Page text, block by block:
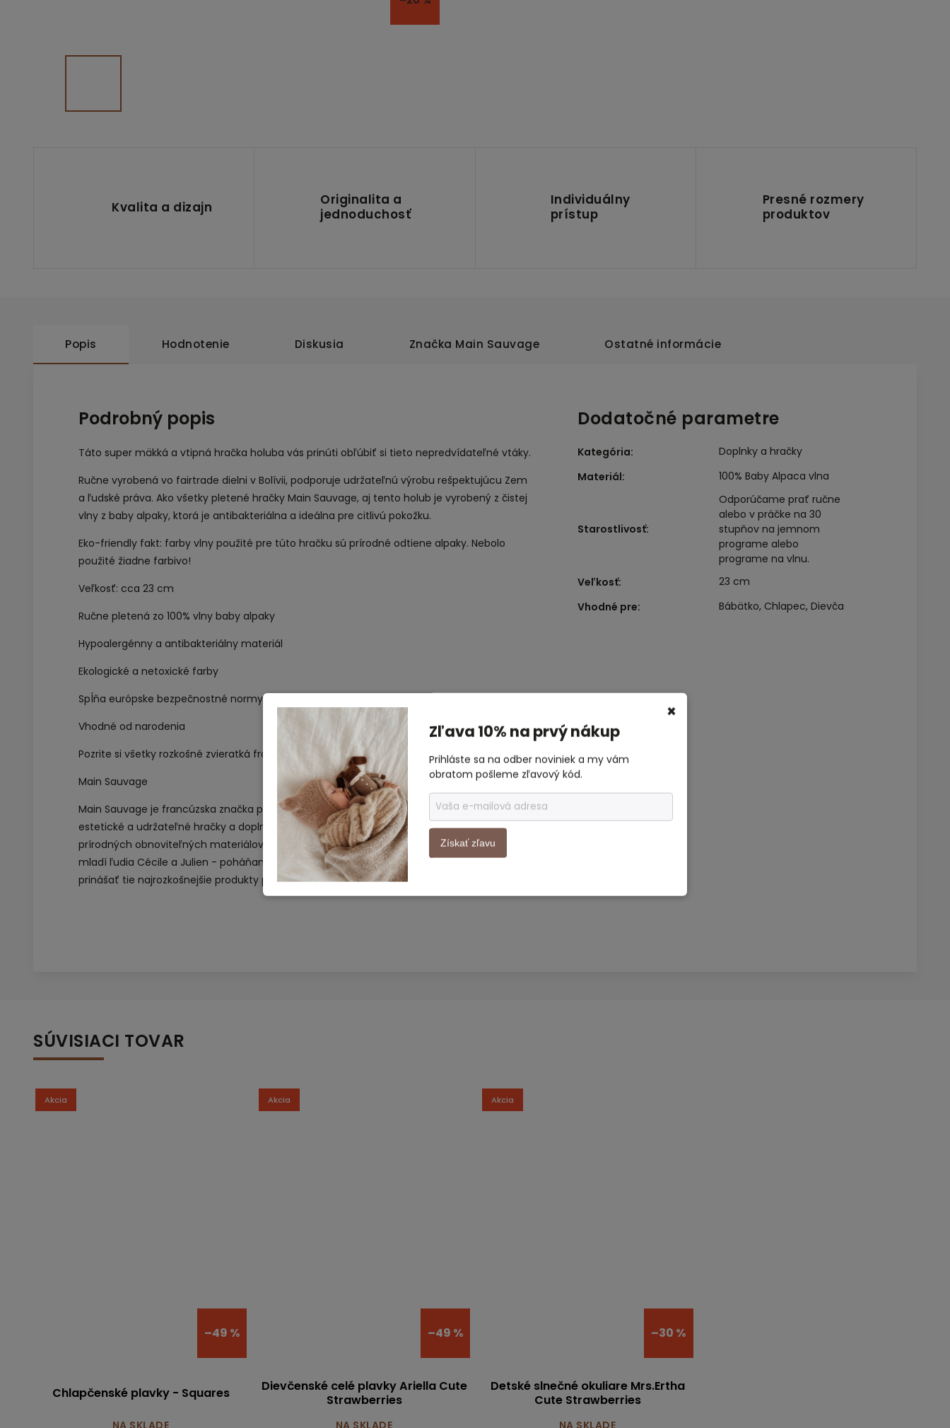
Kvalita a dizajn
Originalita a
jednoduchosť
Individuálny
prístup
Presné rozmery
produktov
Popis Hodnotenie Diskusia Značka Main Sauvage Ostatné informácie
Podrobný popis
Táto super mäkká a vtipná hračka holuba vás prinúti obľúbiť si tieto nepredvídateľné vtáky.
Ručne vyrobená vo fairtrade dielni v Bolívii, podporuje udržateľnú výrobu rešpektujúcu Zem
a ľudské práva. Ako všetky pletené hračky Main Sauvage, aj tento holub je vyrobený z čistej
vlny z baby alpaky, ktorá je antibakteriálna a ideálna pre citlivú pokožku.
Eko-friendly fakt: farby vlny použité pre túto hračku sú prírodné odtiene alpaky. Nebolo
použité žiadne farbivo!
Veľkosť: cca 23 cm
Ručne pletená zo 100% vlny baby alpaky
Hypoalergénny a antibakteriálny materiál
Ekologické a netoxické farby
Spĺňa európske bezpečnostné normy
Vhodné od narodenia
Pozrite si všetky rozkošné zvieratká francúzskej značky Main Sauvage
Main Sauvage
Main Sauvage je francúzska značka pre bábätká a deti založená v roku 2015. Prinášajú na trh
estetické a udržateľné hračky a doplnky pre našich najmenších. Ich produkty sú vyrobené z
prírodných obnoviteľných materiálov a vo fairtrade podmienkach. Za značkou stoja dvaja
mladí ľudia Cécile a Julien - poháňaný vášňou sa snažia neustále rozširovať svoj vesmír a
prinášať tie najrozkošnejšie produkty pre našich najmenších.
Dodatočné parametre
Kategória:
Doplnky a hračky
Materiál: 100% Baby Alpaca vlna
Starostlivosť:
Odporúčame prať ručne
alebo v práčke na 30
stupňov na jemnom
programe alebo
programe na vlnu.
Veľkosť:
23 cm
Vhodné pre: Bábätko, Chlapec, Dievča
SÚVISIACI TOVAR
Akcia
–49 %
Chlapčenské plavky - Squares
NA SKLADE
Akcia
–49 %
Dievčenské celé plavky Ariella Cute
Strawberries
NA SKLADE
Akcia
–30 %
Detské slnečné okuliare Mrs.Ertha
Cute Strawberries
NA SKLADE
×
Zľava 10% na prvý nákup
Prihláste sa na odber noviniek a my vám
obratom pošleme zľavový kód.
Získať zľavu